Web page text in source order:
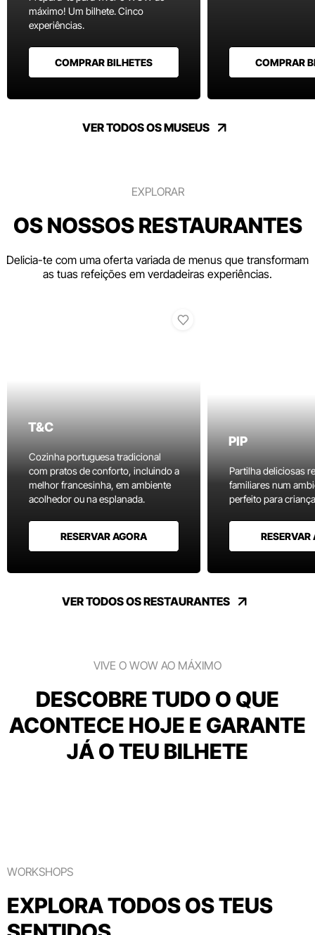
máximo! Um bilhete. Cinco
experiências.
COMPRAR BILHETES COMPRAR
VER TODOS OS MUSEUS
EXPLORAR
OS NOSSOS RESTAURANTES
Delicia-te com uma oferta variada de menus que transformam
as tuas refeições em verdadeiras experiências.
T&C
Cozinha portuguesa tradicional
com pratos de conforto, incluindo a
melhor francesinha, em ambiente
acolhedor ou na esplanada.
RESERVAR AGORA
PIP
Partilha deliciosas
familiares num
perfeito para
RESERVAR
VER TODOS OS RESTAURANTES
VIVE O WOW AO MÁXIMO
DESCOBRE TUDO O QUE
ACONTECE HOJE E GARANTE
JÁ O TEU BILHETE
WORKSHOPS
EXPLORA TODOS OS TEUS